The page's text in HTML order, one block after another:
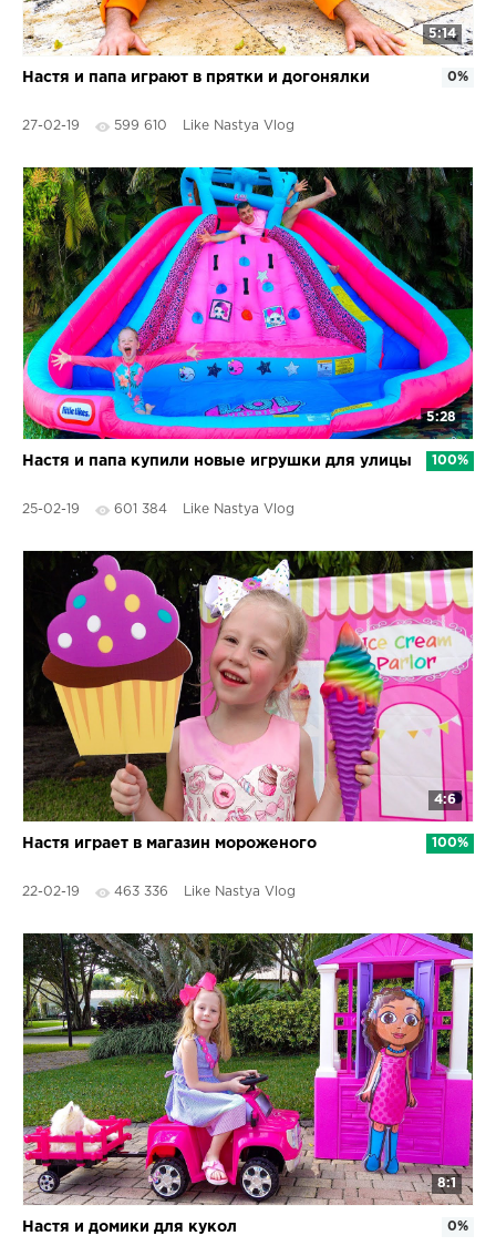
5:14
Настя и папа играют в прятки и догонялки
27-02-19 599 610 Like Nastya Vlog
0%
5:28
Настя и папа купили новые игрушки для улицы
25-02-19 601 384 Like Nastya Vlog
100%
4:6
Настя играет в магазин мороженого
22-02-19 463 336 Like Nastya Vlog
100%
8:1
Настя и домики для кукол 0%